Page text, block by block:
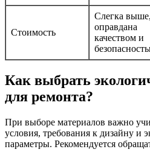
Стоимость
Слегка
оправдана
качеством и
Как выбрать
для ремонта?
При выборе материалов важно
условия, требования к дизайну и
параметры. Рекомендуется